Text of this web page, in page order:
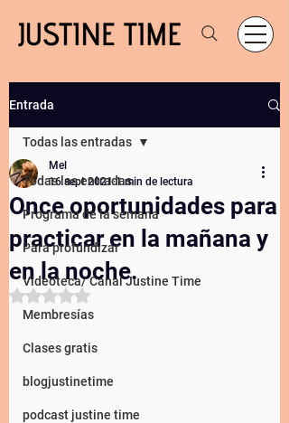
Entrada
Todas las entradas
Programa de la semana
Para profundizar
Videoteca/ Canal Justine Time
Membresías
Clases gratis
blogjustinetime
podcast justine time
Todas las entradas
Once oportunidades para
practicar en la mañana y
en la noche.
Mel
16 sept 2021 1 min de lectura
Obtuvo NaN de 5 estrellas.